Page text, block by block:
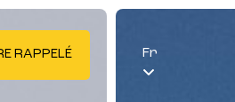
RAPPELÉ Fr